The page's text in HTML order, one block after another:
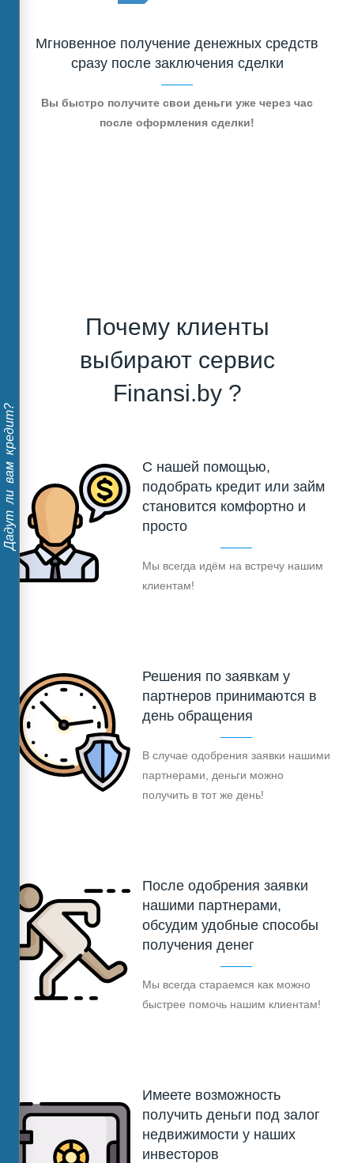
Дадут ли вам кредит?
Мгновенное получение денежных средств
сразу после заключения сделки
Вы быстро получите свои деньги уже через час
после оформления сделки!
Почему клиенты
выбирают сервис
Finansi.by ?
С нашей помощью,
подобрать кредит или займ
становится комфортно и
просто
Мы всегда идём на встречу нашим
клиентам!
Решения по заявкам у
партнеров принимаются в
день обращения
В случае одобрения заявки нашими
партнерами, деньги можно
получить в тот же день!
После одобрения заявки
нашими партнерами,
обсудим удобные способы
получения денег
Мы всегда стараемся как можно
быстрее помочь нашим клиентам!
Имеете возможность
получить деньги под залог
недвижимости у наших
инвесторов